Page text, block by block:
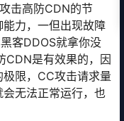
击高防CDN的节
力，一但出现故障
客DDOS就拿你没
CDN是有效果的，因
限，CC攻击请求量
无法正常运行，也